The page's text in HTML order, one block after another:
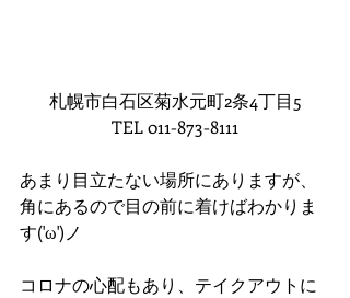
札幌市白石区菊水元町2条4丁目5
TEL 011-873-8111
あまり目立たない場所にありますが、
角にあるので目の前に着けばわかりま
す('ω')ノ
コロナの心配もあり、テイクアウトに